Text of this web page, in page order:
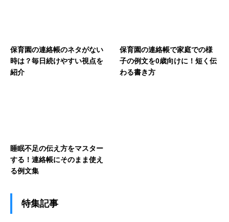
保育園の連絡帳のネタがない
時は？毎日続けやすい視点を
紹介
保育園の連絡帳で家庭での様
子の例文を0歳向けに！短く伝
わる書き方
睡眠不足の伝え方をマスター
する！連絡帳にそのまま使え
る例文集
特集記事